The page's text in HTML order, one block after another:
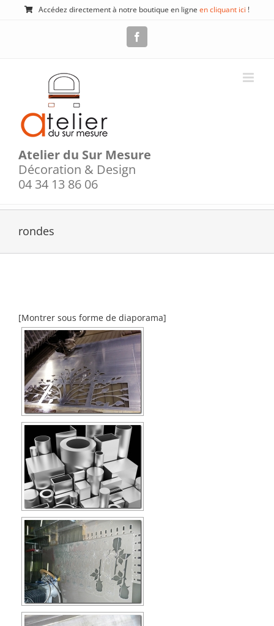
Passer
Accédez directement à notre boutique en ligne en cliquant ici !
Atelier du Sur Mesure
Décoration & Design
04 34 13 86 06
rondes
[Montrer sous forme de diaporama]